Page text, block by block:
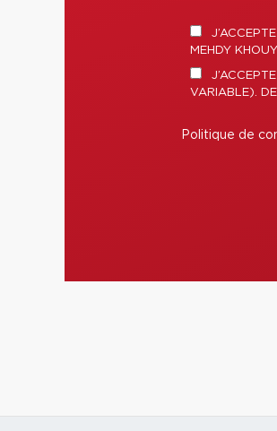
MEHDY
VARIABLE).
Politique de